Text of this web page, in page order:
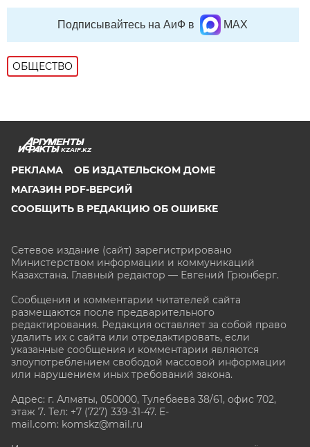
Подписывайтесь на АиФ в MAX
ОБЩЕСТВО
KZAIF.KZ
РЕКЛАМА
ОБ ИЗДАТЕЛЬСКОМ ДОМЕ
МАГАЗИН PDF-ВЕРСИЙ
СООБЩИТЬ В РЕДАКЦИЮ ОБ ОШИБКЕ
Сетевое издание (сайт) зарегистрировано
Министерством информации и коммуникаций
Казахстана. Главный редактор — Евгений Грюнберг.
Сообщения и комментарии читателей сайта
размещаются после предварительного
редактирования. Редакция оставляет за собой право
удалить их с сайта или отредактировать, если
указанные сообщения и комментарии являются
злоупотреблением свободой массовой информации
или нарушением иных требований закона.
Адрес: г. Алматы, 050000, Тулебаева 38/61, офис 702,
этаж 7. Тел: +7 (727) 339-31-47. E-
mail.com: komskz@mail.ru